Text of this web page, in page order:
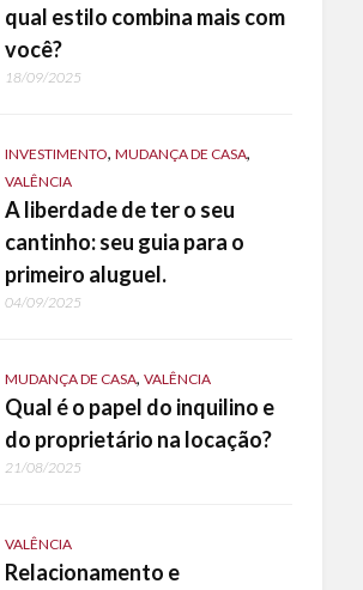
qual estilo combina mais com
você?
18/09/2025
INVESTIMENTO, MUDANÇA DE CASA,
VALÊNCIA
A liberdade de ter o seu
cantinho: seu guia para o
primeiro aluguel.
04/09/2025
MUDANÇA DE CASA, VALÊNCIA
Qual é o papel do inquilino e
do proprietário na locação?
21/08/2025
VALÊNCIA
Relacionamento e